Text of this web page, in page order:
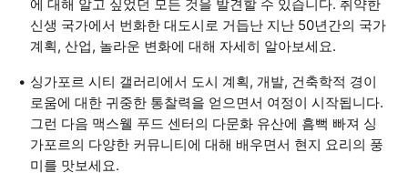
에 대해 알고 싶었던 모든 것을 발견할 수 있습니다. 취약한
신생 국가에서 번화한 대도시로 거듭난 지난 50년간의 국가
계획, 산업, 놀라운 변화에 대해 자세히 알아보세요.
싱가포르 시티 갤러리에서 도시 계획, 개발, 건축학적 경이
로움에 대한 귀중한 통찰력을 얻으면서 여정이 시작됩니다.
그런 다음 맥스웰 푸드 센터의 다문화 유산에 흠뻑 빠져 싱
가포르의 다양한 커뮤니티에 대해 배우면서 현지 요리의 풍
미를 맛보세요.